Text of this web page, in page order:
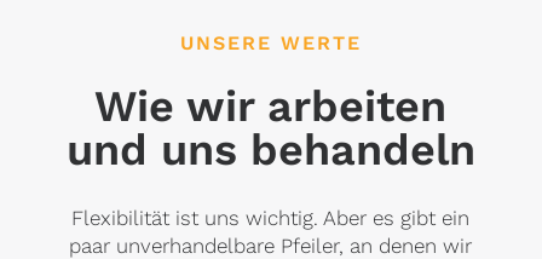
UNSERE WERTE
Wie wir arbeiten
und uns behandeln
Flexibilität ist uns wichtig. Aber es gibt ein
paar unverhandelbare Pfeiler, an denen wir